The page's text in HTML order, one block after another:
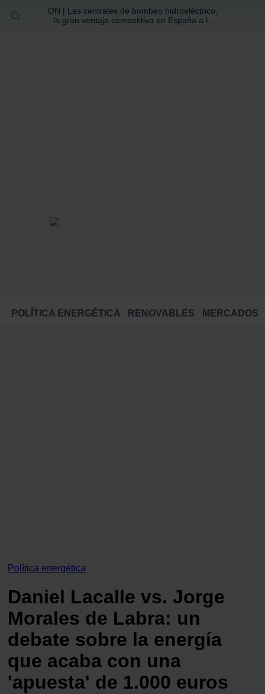
ÓN | Las centrales de bombeo hidroeléctrico,
la gran ventaja competitiva en España a la
POLÍTICA ENERGÉTICA RENOVABLES MERCADOS
BUSCAR
Política energética
Daniel Lacalle vs. Jorge
Morales de Labra: un
debate sobre la energía
que acaba con una
'apuesta' de 1.000 euros